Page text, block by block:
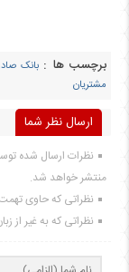
برچسب ها : بانک
مشتریان
ارسال نظر شما
نظرات ارسال شده
منتشر خواهد شد.
نظراتی که حاوی
نظراتی که به غیر از